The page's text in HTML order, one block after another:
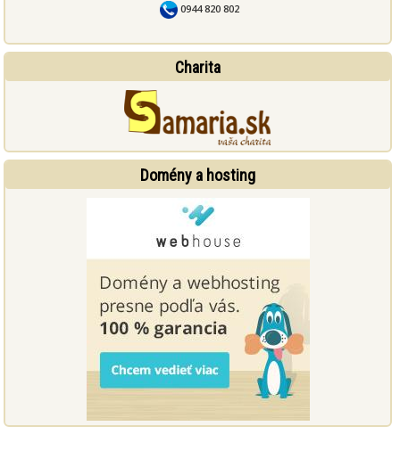
0944 820 802
Charita
Domény a hosting